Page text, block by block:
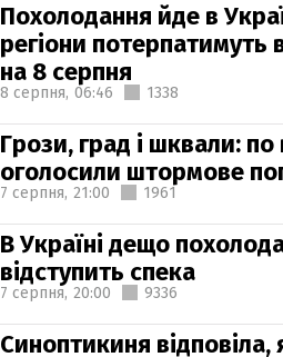
Похолодання йде в
регіони потерпатимуть
на 8 серпня
8 серпня, 06:46 1338
Грози, град і шквали: по
оголосили штормове
7 серпня, 21:00 1961
В Україні дещо
відступить спека
7 серпня, 20:00 9336
Синоптикиня відповіла,